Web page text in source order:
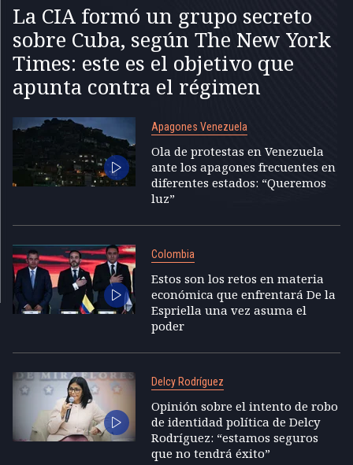
La CIA formó un grupo secreto
sobre Cuba, según The New York
Times: este es el objetivo que
apunta contra el régimen
Apagones Venezuela
Ola de protestas en Venezuela
ante los apagones frecuentes en
diferentes estados: “Queremos
luz”
Colombia
Estos son los retos en materia
económica que enfrentará De la
Espriella una vez asuma el
poder
Delcy Rodríguez
Opinión sobre el intento de robo
de identidad política de Delcy
Rodríguez: “estamos seguros
que no tendrá éxito”